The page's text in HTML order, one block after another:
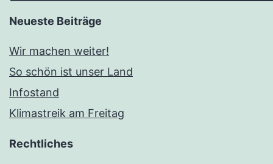
Neueste Beiträge
Wir machen weiter!
So schön ist unser Land
Infostand
Klimastreik am Freitag
Rechtliches